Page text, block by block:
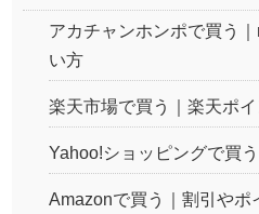
アカチャンホンポで買う
い方
楽天市場で買う｜楽天ポ
Yahoo!ショッピングで買
Amazonで買う｜割引やポ